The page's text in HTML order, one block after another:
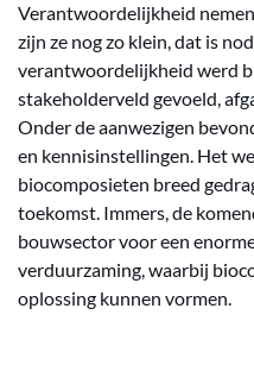
Verantwoordelijkheid
zijn ze nog zo klein, dat is
verantwoordelijkheid werd
stakeholderveld gevoeld,
Onder de aanwezigen
en kennisinstellingen. Het
biocomposieten breed
toekomst. Immers, de
bouwsector voor een
verduurzaming, waarbij
oplossing kunnen vormen.